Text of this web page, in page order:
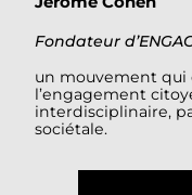
Fondateur
un mouvement qui
l’engagement
interdisciplinaire,
sociétale.